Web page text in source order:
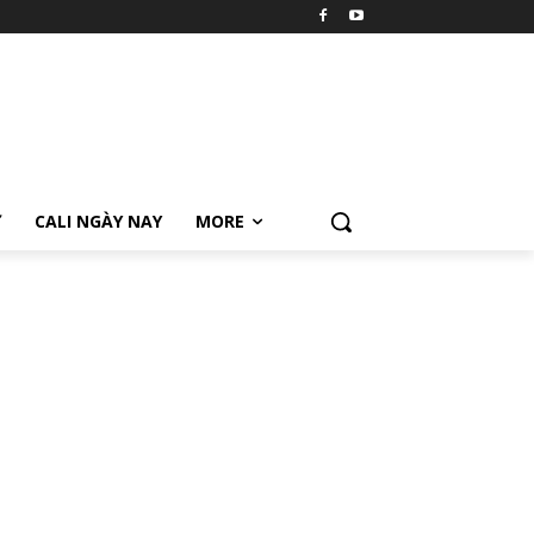
CALI NGÀY NAY MORE